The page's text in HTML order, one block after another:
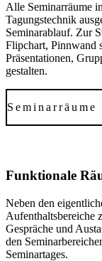
Alle Seminarräume
Tagungstechnik
Seminarablauf. Zur
Flipchart, Pinnwand
Präsentationen,
gestalten.
Seminarräume
Funktionale
Neben den
Aufenthaltsbereiche
Gespräche und
den
Seminartages.